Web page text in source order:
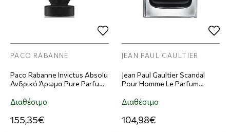
PACO RABANNE
Paco Rabanne Invictus Absolu
Ανδρικό Άρωμα Pure Parfum
Διαθέσιμο
155,35€
JEAN PAUL GAULTIER
Jean Paul Gaultier Scandal
Pour Homme Le Parfum
Parfum Intense 100ml
Διαθέσιμο
104,98€